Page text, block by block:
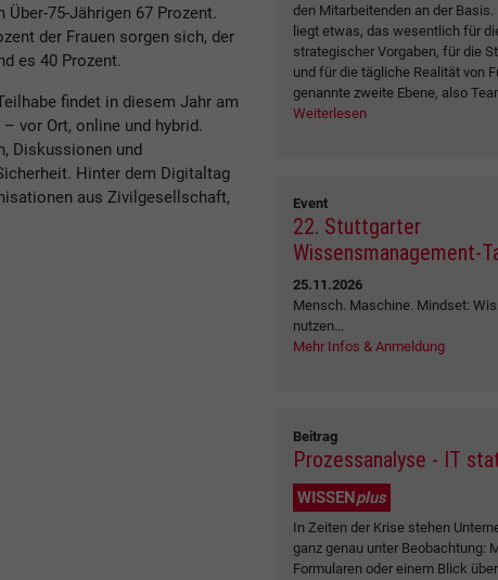
75-Jährigen 67 Prozent.
der Frauen sorgen sich, der
es 40 Prozent.
findet in diesem Jahr am
vor Ort, online und hybrid.
Diskussionen und
Hinter dem Digitaltag
aus Zivilgesellschaft,
den Mitarbeitenden an der
liegt etwas, das wesentlich für
strategischer Vorgaben, für die
und für die tägliche Realität von
genannte zweite Ebene, also
Weiterlesen
Event
22. Stuttgarter
Wissensmanagement-
25.11.2026
Mensch. Maschine. Mindset:
nutzen...
Mehr Infos & Anmeldung
Beitrag
Prozessanalyse - IT
WISSENplus
In Zeiten der Krise stehen
ganz genau unter Beobachtung:
Formularen oder einem Blick